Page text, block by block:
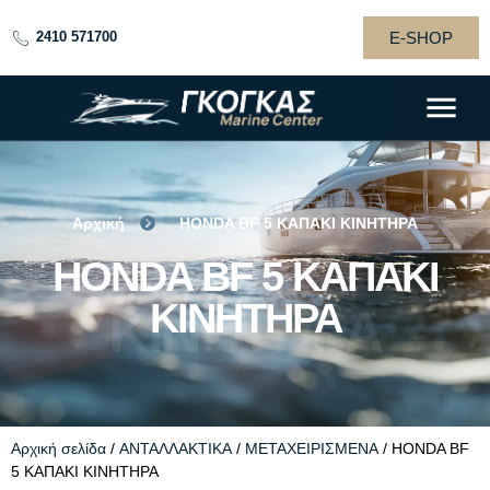
E-SHOP
2410 571700
HONDA BF 5
ΚΑΠΑΚΙ
ΚΙΝΗΤΗΡΑ
Αρχική HONDA BF 5 ΚΑΠΑΚΙ ΚΙΝΗΤΗΡΑ
HONDA BF 5 ΚΑΠΑΚΙ
ΚΙΝΗΤΗΡΑ
Αρχική σελίδα / ΑΝΤΑΛΛΑΚΤΙΚΑ / ΜΕΤΑΧΕΙΡΙΣΜΕΝΑ / HONDA BF
5 ΚΑΠΑΚΙ ΚΙΝΗΤΗΡΑ